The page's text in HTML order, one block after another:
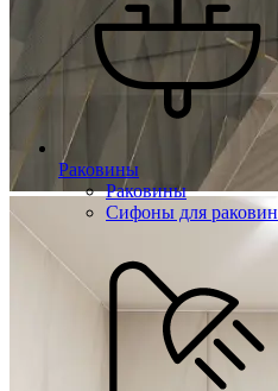
Раковины
Раковины
Сифоны для раковин